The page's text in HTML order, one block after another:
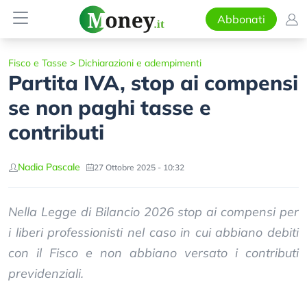
Abbonati
Fisco e Tasse > Dichiarazioni e adempimenti
Partita IVA, stop ai compensi
se non paghi tasse e
contributi
Nadia Pascale 27 Ottobre 2025 - 10:32
Nella Legge di Bilancio 2026 stop ai compensi per
i liberi professionisti nel caso in cui abbiano debiti
con il Fisco e non abbiano versato i contributi
previdenziali.